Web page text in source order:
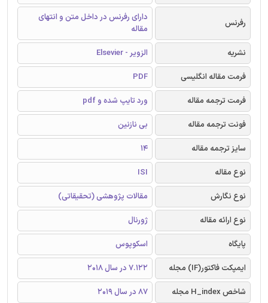
رفرنس
دارای رفرنس در داخل متن و انتهای
مقاله
نشریه
الزویر - Elsevier
فرمت مقاله انگلیسی
PDF
فرمت ترجمه مقاله
ورد تایپ شده و pdf
فونت ترجمه مقاله
بی نازنین
سایز ترجمه مقاله
14
نوع مقاله
ISI
نوع نگارش
مقالات پژوهشی (تحقیقاتی)
نوع ارائه مقاله
ژورنال
پایگاه
اسکوپوس
ایمپکت فاکتور(IF) مجله
7.122 در سال 2018
شاخص H_index مجله
87 در سال 2019